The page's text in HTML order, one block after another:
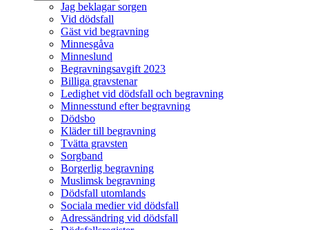
Jag beklagar sorgen
Vid dödsfall
Gäst vid begravning
Minnesgåva
Minneslund
Begravningsavgift 2023
Billiga gravstenar
Ledighet vid dödsfall och begravning
Minnesstund efter begravning
Dödsbo
Kläder till begravning
Tvätta gravsten
Sorgband
Borgerlig begravning
Muslimsk begravning
Dödsfall utomlands
Sociala medier vid dödsfall
Adressändring vid dödsfall